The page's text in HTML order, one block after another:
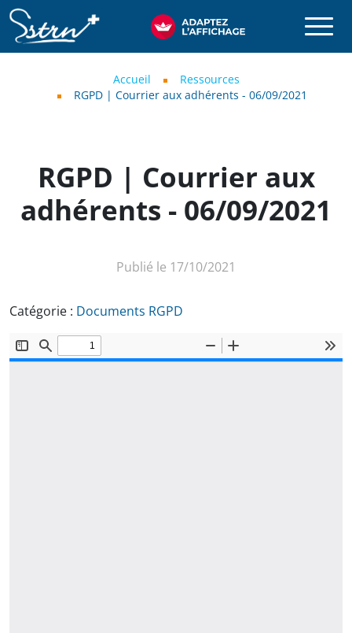
Aller au contenu principal
SSTRN
Accueil
Ressources
RGPD | Courrier aux adhérents - 06/09/2021
RGPD | Courrier aux
adhérents - 06/09/2021
Publié le 17/10/2021
Catégorie : Documents RGPD
Document